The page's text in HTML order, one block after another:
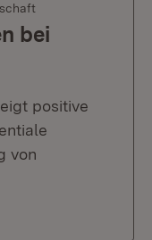
bei
positive
von